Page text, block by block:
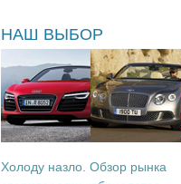
НАШ ВЫБОР
Холоду назло. Обзор рынка